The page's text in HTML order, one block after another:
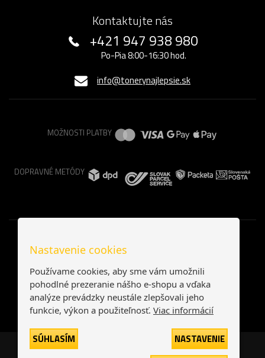
Kontaktujte nás
+421 947 938 980
Po-Pia 8:00-16:30 hod.
info@tonerynajlepsie.sk
MOŽNOSTI PLATBY
DOPRAVNÉ METÓDY
Slovensko
Nastavenie cookies
Používame cookies, aby sme vám umožnili
pohodlné prezeranie nášho e-shopu a vďaka
analýze prevádzky neustále zlepšovali jeho
funkcie, výkon a použiteľnosť. Viac informácií
SÚHLASÍM NASTAVENIE